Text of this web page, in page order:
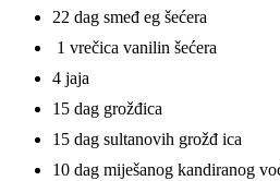
22 dag smeđ eg šećera
1 vrečica vanilin šećera
4 jaja
15 dag grožđica
15 dag sultanovih grožđ ica
10 dag miješanog kandiranog